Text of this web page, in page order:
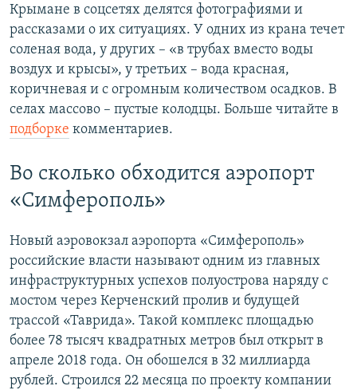
Крымане в соцсетях делятся фотографиями и
рассказами о их ситуациях. У одних из крана течет
соленая вода, у других – «в трубах вместо воды
воздух и крысы», у третьих – вода красная,
коричневая и с огромным количеством осадков. В
селах массово – пустые колодцы. Больше читайте в
подборке комментариев.
Во сколько обходится аэропорт
«Симферополь»
Новый аэровокзал аэропорта «Симферополь»
российские власти называют одним из главных
инфраструктурных успехов полуострова наряду с
мостом через Керченский пролив и будущей
трассой «Таврида». Такой комплекс площадью
более 78 тысяч квадратных метров был открыт в
апреле 2018 года. Он обошелся в 32 миллиарда
рублей. Строился 22 месяца по проекту компании